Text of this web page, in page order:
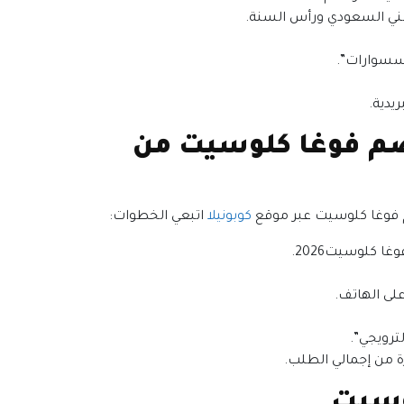
السعودي ورأس السنة.
فوغا كلوسيت من
كلوسيت عبر موقع كوبونيلا اتبعي الخطوات:
كلوسيت2026.
من إجمالي الطلب.